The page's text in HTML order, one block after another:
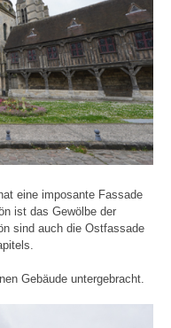
hat eine imposante Fassade
ist das Gewölbe der
sind auch die Ostfassade
Gebäude untergebracht.